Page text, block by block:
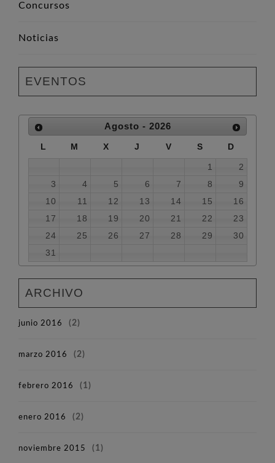
Concursos
Noticias
EVENTOS
Agosto - 2026
L M X J V S D
1
2
3
4 5 6 7 8
9
10
11 12 13 14 15
16
17
18 19 20 21 22
23
24
25 26 27 28 29
30
31
ARCHIVO
junio 2016 (2)
marzo 2016 (2)
febrero 2016 (1)
enero 2016 (2)
noviembre 2015 (1)